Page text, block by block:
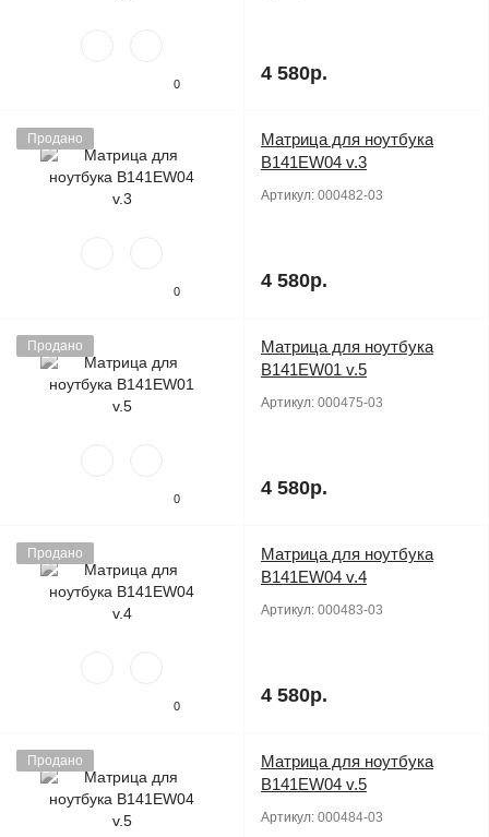
0 4 580р.
Продано
0
Матрица для ноутбука
B141EW04 v.3
Артикул: 000482-03
4 580р.
Продано
0
Матрица для ноутбука
B141EW01 v.5
Артикул: 000475-03
4 580р.
Продано
0
Матрица для ноутбука
B141EW04 v.4
Артикул: 000483-03
4 580р.
Продано
Матрица для ноутбука
B141EW04 v.5
Артикул: 000484-03